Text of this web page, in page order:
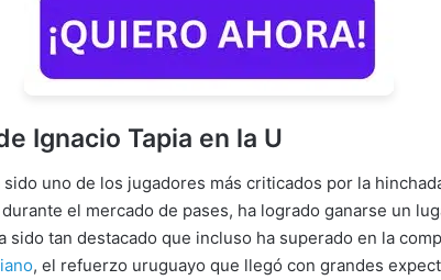
Ignacio Tapia en la U
uno de los jugadores más criticados por la
el mercado de pases, ha logrado ganarse un
sido tan destacado que incluso ha superado en la
, el refuerzo uruguayo que llegó con grandes